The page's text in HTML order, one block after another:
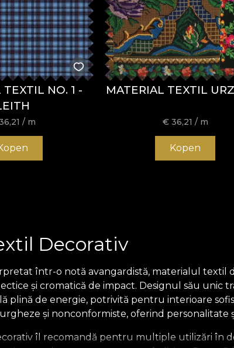
TEXTIL NO. 1 -
/ m
MATERIAL TEXTIL
€ 36,21 / m
Kopen
Decorativ
într-o notă avangardistă, materialul textil
și cromatică de impact. Designul său unic
plină de energie, potrivită pentru interioare
și nonconformiste, oferind personalitate
îl recomandă pentru multiple utilizări în